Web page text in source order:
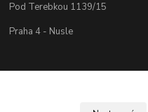
Pod Terebkou 1139/15
Praha 4 - Nusle